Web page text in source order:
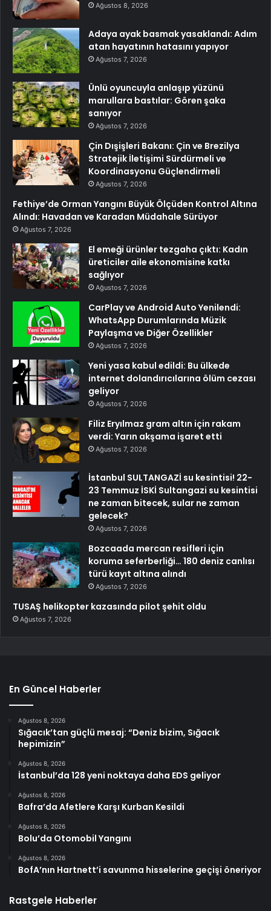
Ağustos 8, 2026
Adaya ayak basmak yasaklandı: Adım
atan hayatının hatasını yapıyor
Ağustos 7, 2026
Ünlü oyuncuyla anlaşıp yüzünü
marullara bastılar: Gören şaka
sanıyor
Ağustos 7, 2026
Çin Dışişleri Bakanı: Çin ve Brezilya
Stratejik İletişimi Sürdürmeli ve
Koordinasyonu Güçlendirmeli
Ağustos 7, 2026
Fethiye’de Orman Yangını Büyük Ölçüden Kontrol Altına
Alındı: Havadan ve Karadan Müdahale Sürüyor
Ağustos 7, 2026
El emeği ürünler tezgaha çıktı: Kadın
üreticiler aile ekonomisine katkı
sağlıyor
Ağustos 7, 2026
CarPlay ve Android Auto Yenilendi:
WhatsApp Durumlarında Müzik
Paylaşma ve Diğer Özellikler
Ağustos 7, 2026
Yeni yasa kabul edildi: Bu ülkede
internet dolandırıcılarına ölüm cezası
geliyor
Ağustos 7, 2026
Filiz Eryılmaz gram altın için rakam
verdi: Yarın akşama işaret etti
Ağustos 7, 2026
İstanbul SULTANGAZİ su kesintisi! 22-
23 Temmuz İSKİ Sultangazi su kesintisi
ne zaman bitecek, sular ne zaman
gelecek?
Ağustos 7, 2026
Bozcaada mercan resifleri için
koruma seferberliği… 180 deniz canlısı
türü kayıt altına alındı
Ağustos 7, 2026
TUSAŞ helikopter kazasında pilot şehit oldu
Ağustos 7, 2026
En Güncel Haberler
Ağustos 8, 2026
Sığacık’tan güçlü mesaj: “Deniz bizim, Sığacık
hepimizin”
Ağustos 8, 2026
İstanbul’da 128 yeni noktaya daha EDS geliyor
Ağustos 8, 2026
Bafra’da Afetlere Karşı Kurban Kesildi
Ağustos 8, 2026
Bolu’da Otomobil Yangını
Ağustos 8, 2026
BofA’nın Hartnett’i savunma hisselerine geçişi öneriyor
Rastgele Haberler